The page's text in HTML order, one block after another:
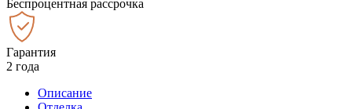
Беспроцентная рассрочка
Гарантия
2 года
Описание